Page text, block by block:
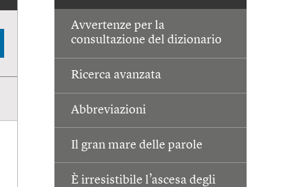
Avvertenze per la
consultazione del dizionario
Ricerca avanzata
Abbreviazioni
Il gran mare delle parole
È irresistibile l’ascesa degli